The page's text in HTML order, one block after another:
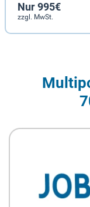
Nur 995€
zzgl. MwSt.